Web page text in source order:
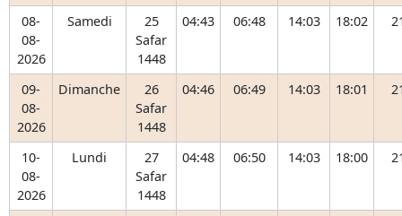
08-
08-
2026
Samedi
25
Safar
1448
04:43 06:48 14:03 18:02
09-
08-
2026
Dimanche
26
Safar
1448
04:46 06:49 14:03 18:01
10-
08-
2026
Lundi
27
Safar
1448
04:48 06:50 14:03 18:00